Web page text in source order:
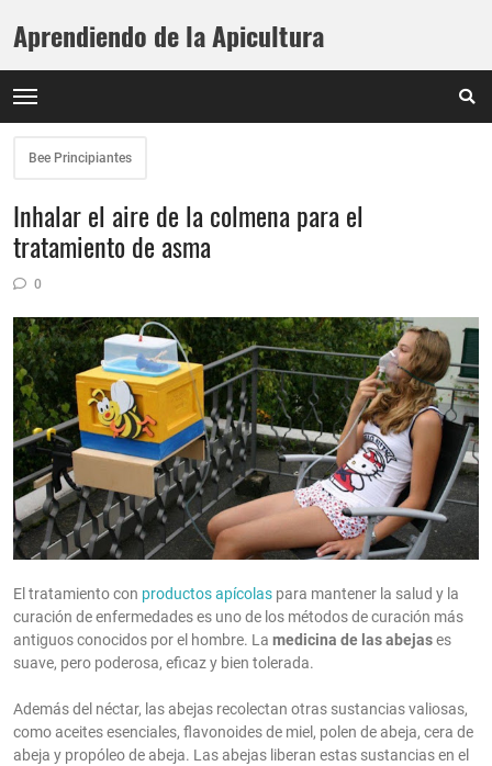
Aprendiendo de la Apicultura
Bee Principiantes
Inhalar el aire de la colmena para el
tratamiento de asma
0
El tratamiento con productos apícolas para mantener la salud y la
curación de enfermedades es uno de los métodos de curación más
antiguos conocidos por el hombre. La medicina de las abejases
suave, pero poderosa, eficaz y bien tolerada.
Además del néctar, las abejas recolectan otras sustancias valiosas,
como aceites esenciales, flavonoides de miel, polen de abeja, cera de
abeja y propóleo de abeja. Las abejas liberan estas sustancias en el